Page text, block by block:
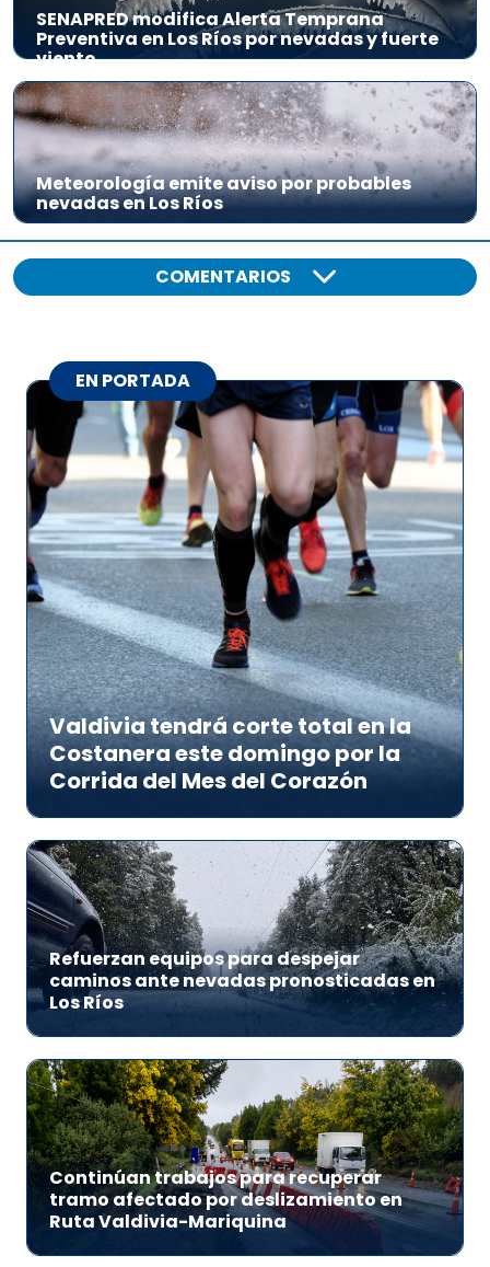
SENAPRED modifica Alerta Temprana
Preventiva en Los Ríos por nevadas y fuerte
viento
Meteorología emite aviso por probables
nevadas en Los Ríos
COMENTARIOS
EN PORTADA
Valdivia tendrá corte total en la
Costanera este domingo por la
Corrida del Mes del Corazón
Refuerzan equipos para despejar
caminos ante nevadas pronosticadas en
Los Ríos
Continúan trabajos para recuperar
tramo afectado por deslizamiento en
Ruta Valdivia-Mariquina